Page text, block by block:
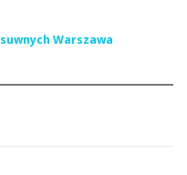
Warszawa